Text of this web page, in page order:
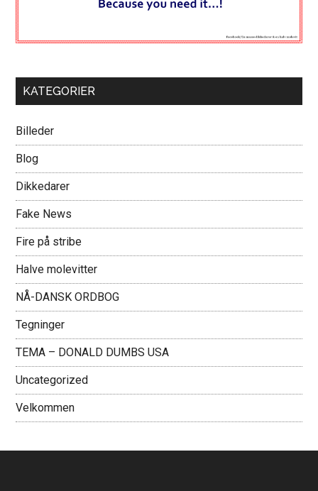
KATEGORIER
Billeder
Blog
Dikkedarer
Fake News
Fire på stribe
Halve molevitter
NÅ-DANSK ORDBOG
Tegninger
TEMA – DONALD DUMBS USA
Uncategorized
Velkommen